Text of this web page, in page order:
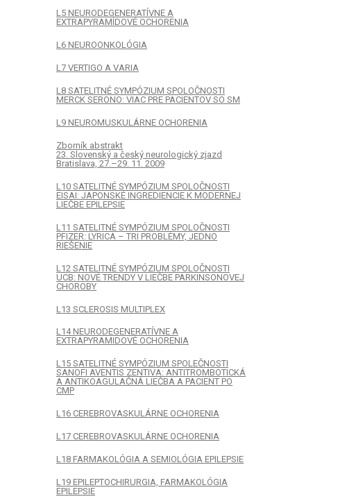
L5 NEURODEGENERATÍVNE A
EXTRAPYRAMÍDOVÉ OCHORENIA
L6 NEUROONKOLÓGIA
L7 VERTIGO A VARIA
L8 SATELITNÉ SYMPÓZIUM SPOLOČNOSTI
MERCK SERONO: VIAC PRE PACIENTOV SO SM
L9 NEUROMUSKULÁRNE OCHORENIA
Zborník abstrakt
23. Slovenský a český neurologický zjazd
Bratislava, 27.–29. 11. 2009
L10 SATELITNÉ SYMPÓZIUM SPOLOČNOSTI
EISAI: JAPONSKÉ INGREDIENCIE K MODERNEJ
LIEČBE EPILEPSIE
L11 SATELITNÉ SYMPÓZIUM SPOLOČNOSTI
PFIZER: LYRICA – TRI PROBLÉMY, JEDNO
RIEŠENIE
L12 SATELITNÉ SYMPÓZIUM SPOLOČNOSTI
UCB: NOVÉ TRENDY V LIEČBE PARKINSONOVEJ
CHOROBY
L13 SCLEROSIS MULTIPLEX
L14 NEURODEGENERATÍVNE A
EXTRAPYRAMIDOVÉ OCHORENIA
L15 SATELITNÉ SYMPÓZIUM SPOLEČNOSTI
SANOFI AVENTIS ZENTIVA: ANTITROMBOTICKÁ
A ANTIKOAGULAČNÁ LIEČBA A PACIENT PO
CMP
L16 CEREBROVASKULÁRNE OCHORENIA
L17 CEREBROVASKULÁRNE OCHORENIA
L18 FARMAKOLÓGIA A SEMIOLÓGIA EPILEPSIE
L19 EPILEPTOCHIRURGIA, FARMAKOLÓGIA
EPILEPSIE